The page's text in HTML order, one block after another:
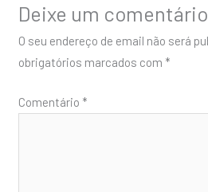
Deixe um comentário
O seu endereço de email não será
obrigatórios marcados com *
Comentário *